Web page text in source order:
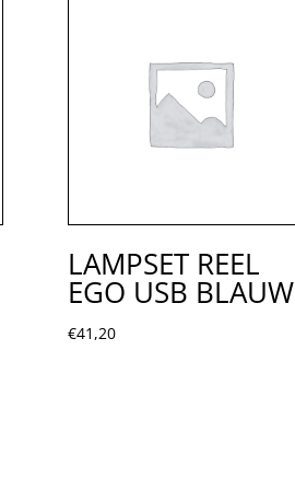
LAMPSET REEL
EGO USB BLAUW
€41,20